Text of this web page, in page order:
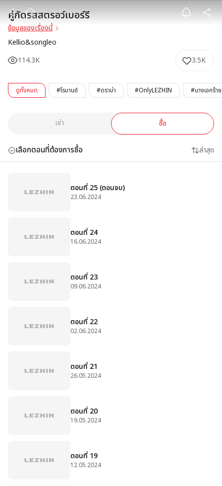
คู่กัดรสสตรอว์เ
คู่กัดรสสตรอว์เบอร์รี
ข้อมูลของเรื่องนี้
Kellio&songleo
114.3K
3.5K
ดูทั้งหมด #โรมานซ์ #ดราม่า #OnlyLEZHIN #นางเอกร้าย
เช่า ซื้อ
เลือกตอนที่ต้องการซื้อ ล่าสุด
ตอนที่ 25 (ตอนจบ)
23.06.2024
ตอนที่ 24
16.06.2024
ตอนที่ 23
09.06.2024
ตอนที่ 22
02.06.2024
ตอนที่ 21
26.05.2024
ตอนที่ 20
19.05.2024
ตอนที่ 19
12.05.2024